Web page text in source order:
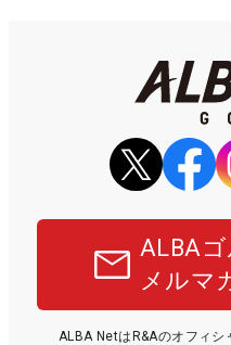
ALBA
メルマ
ALBA NetはR&Aのオフィ